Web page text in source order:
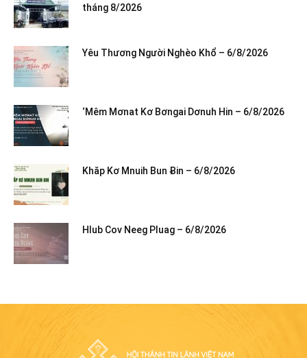
tháng 8/2026
Yêu Thương Người Nghèo Khổ – 6/8/2026
‘Mêm Mơnat Kơ Bơngai Dơnuh Hin – 6/8/2026
Khăp Kơ Mnuih Bun Ƀin – 6/8/2026
Hlub Cov Neeg Pluag – 6/8/2026